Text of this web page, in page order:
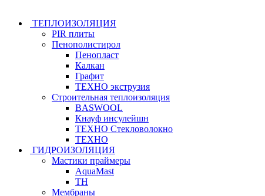
ТЕПЛОИЗОЛЯЦИЯ
PIR плиты
Пенополистирол
Пенопласт
Калкан
Графит
ТЕХНО экструзия
Строительная теплоизоляция
BASWOOL
Кнауф инсулейшн
ТЕХНО Стекловолокно
ТЕХНО
ГИДРОИЗОЛЯЦИЯ
Мастики праймеры
AquaMast
ТН
Мембраны